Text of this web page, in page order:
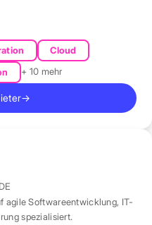
Cloud
+ 10 mehr
→
agile Softwareentwicklung, IT-
spezialisiert.